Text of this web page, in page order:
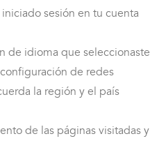
sesión en tu cuenta
de idioma que seleccionaste
de redes
la región y el país
de las páginas visitadas y